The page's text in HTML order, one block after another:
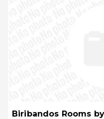
Biribandos Rooms